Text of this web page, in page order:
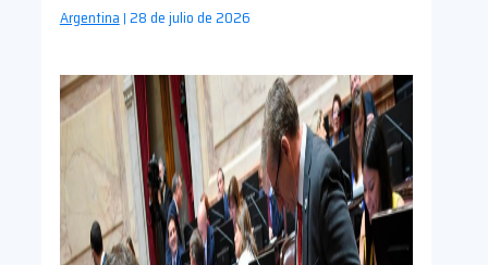
Argentina | 28 de julio de 2026